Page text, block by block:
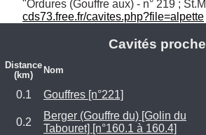
cds73.free.fr/cavites.php?file=alpette
Cavités proche
Distance
(km)
Nom
0.1 Gouffres [n°221]
0.2
Berger (Gouffre du) [Golin du
Tabouret] [n°160.1 à 160.4]